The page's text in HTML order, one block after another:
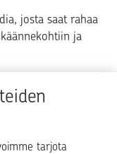
tarjota
josta saat rahaa
ja
Yrityselämä